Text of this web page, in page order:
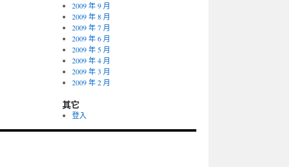
2009 年 9 月
2009 年 8 月
2009 年 7 月
2009 年 6 月
2009 年 5 月
2009 年 4 月
2009 年 3 月
2009 年 2 月
其它
登入